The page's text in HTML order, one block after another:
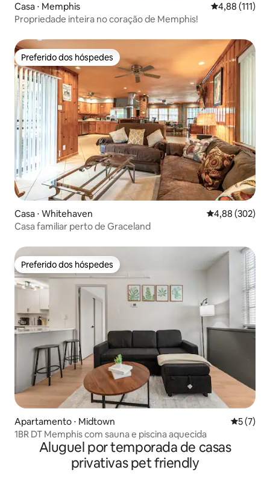
Casa ⋅ Memphis 4,88 de uma
4,88 (111)
Propriedade inteira no coração de Memphis!
Preferido dos hóspedes
Preferido dos hóspedes
Casa ⋅ Whitehaven 4,88 de uma
4,88 (302)
Casa familiar perto de Graceland
Preferido dos hóspedes
Preferido dos hóspedes
Apartamento ⋅ Midtown 5 de
5 (7)
1BR DT Memphis com sauna e piscina aquecida
Aluguel por temporada de casas
privativas pet friendly